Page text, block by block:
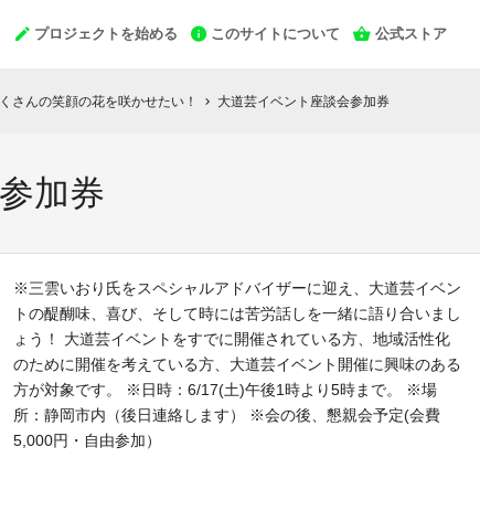
プロジェクトを始める このサイトについて 公式ストア
さんの笑顔の花を咲かせたい！ chevron_right 大道芸イベント座談会参加券
加券
※三雲いおり氏をスペシャルアドバイザーに迎え、大道芸イベン
トの醍醐味、喜び、そして時には苦労話しを一緒に語り合いまし
ょう！ 大道芸イベントをすでに開催されている方、地域活性化
のために開催を考えている方、大道芸イベント開催に興味のある
方が対象です。 ※日時：6/17(土)午後1時より5時まで。 ※場
所：静岡市内（後日連絡します） ※会の後、懇親会予定(会費
5,000円・自由参加）